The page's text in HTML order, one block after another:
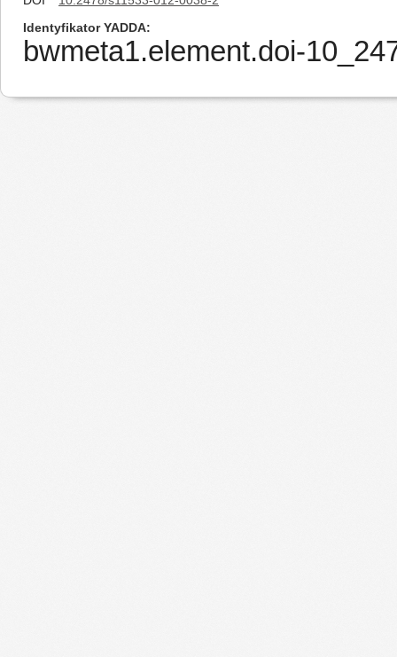
Identyfikator YADDA
bwmeta1.element.doi-